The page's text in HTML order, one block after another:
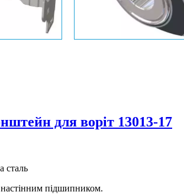
для воріт 13013-17
сталь
підшипником.